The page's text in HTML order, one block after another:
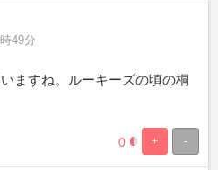
49分
ますね。ルーキーズの頃の桐
-
+
0